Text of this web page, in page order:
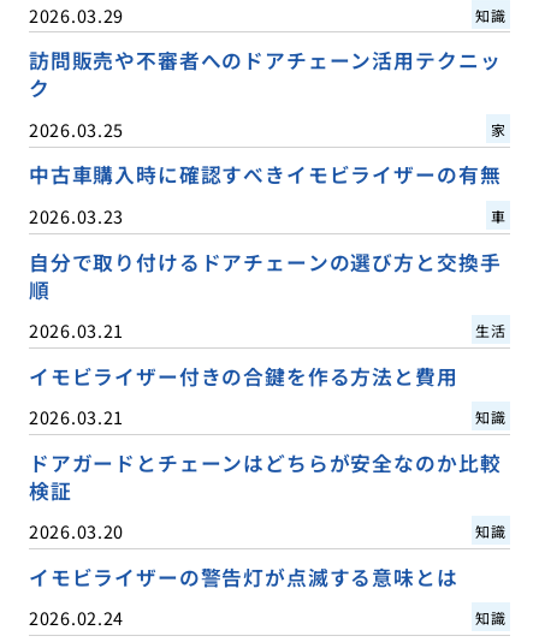
2026.03.29 知識
訪問販売や不審者へのドアチェーン活用テクニッ
ク
2026.03.25 家
中古車購入時に確認すべきイモビライザーの有無
2026.03.23 車
自分で取り付けるドアチェーンの選び方と交換手
順
2026.03.21 生活
イモビライザー付きの合鍵を作る方法と費用
2026.03.21 知識
ドアガードとチェーンはどちらが安全なのか比較
検証
2026.03.20 知識
イモビライザーの警告灯が点滅する意味とは
2026.02.24 知識